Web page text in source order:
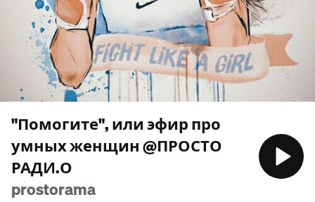
"Помогите", или эфир про
умных женщин @ПРОСТО
РАДИ.О
prostorama